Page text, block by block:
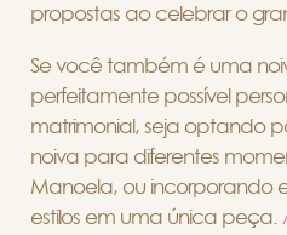
propostas ao celebrar o
Se você também é uma
perfeitamente possível
matrimonial, seja optando
noiva para diferentes
Manoela, ou incorporando
estilos em uma única peça.